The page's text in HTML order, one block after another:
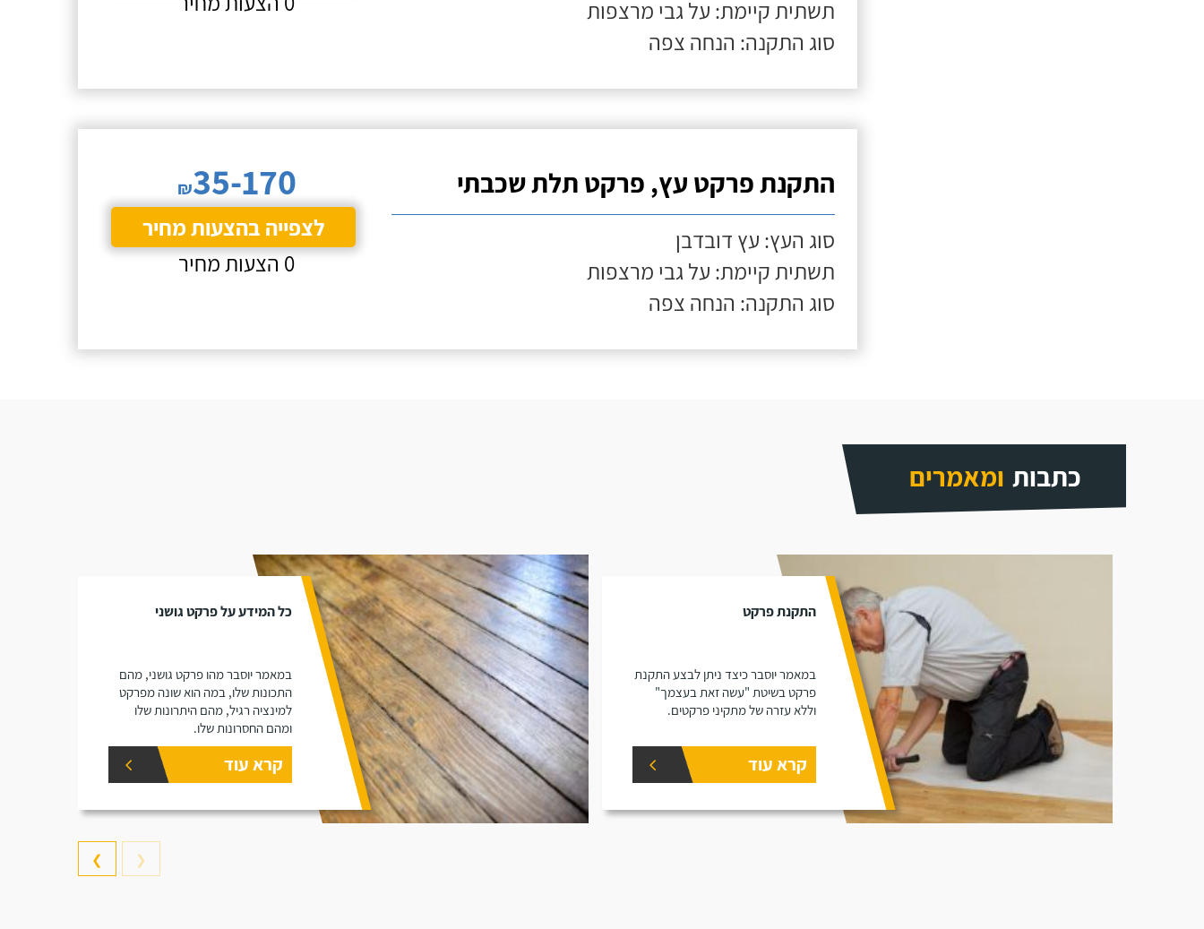
תשתית קיימת: על גבי מרצפות
סוג התקנה: הנחה צפה
התקנת פרקט עץ, פרקט תלת שכבתי
סוג העץ: עץ דובדבן
תשתית קיימת: על גבי מרצפות
סוג התקנה: הנחה צפה
₪35-170
לצפייה בהצעות מחיר
0 הצעות מחיר
כתבות ומאמרים
התקנת פרקט
במאמר יוסבר כיצד ניתן לבצע התקנת
פרקט בשיטת "עשה זאת בעצמך"
וללא עזרה של מתקיני פרקטים.
קרא עוד
כל המידע על פרקט גושני
במאמר יוסבר מהו פרקט גושני, מהם
התכונות שלו, במה הוא שונה מפרקט
למינציה רגיל, מהם היתרונות שלו
ומהם החסרונות שלו.
קרא עוד
❮
❯